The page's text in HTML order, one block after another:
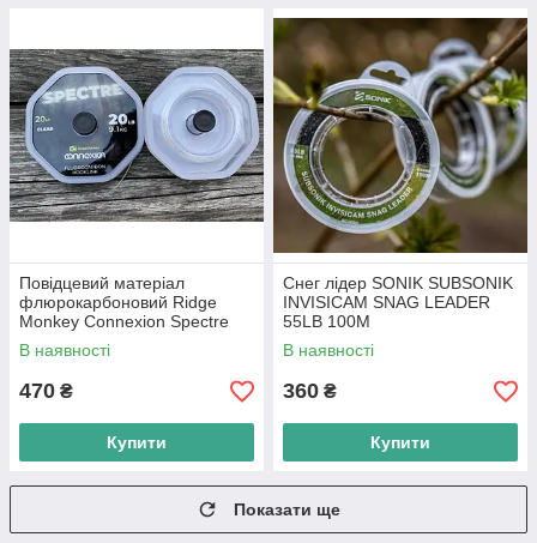
Повідцевий матеріал
флюрокарбоновий Ridge
Monkey Connexion Spectre
Fluorocarbon Hooklink 15lb
В наявності
470 ₴
Купити
Снег лідер SONIK SUBSONIK
INVISICAM SNAG LEADER
55LB 100M
В наявності
360 ₴
Купити
Показати ще